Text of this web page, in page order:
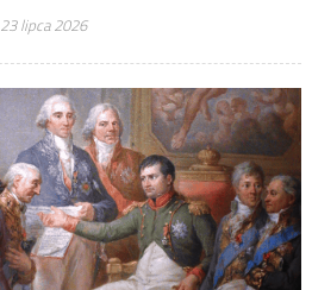
23 lipca 2026